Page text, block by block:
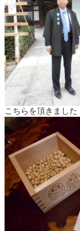
こちらを頂きました